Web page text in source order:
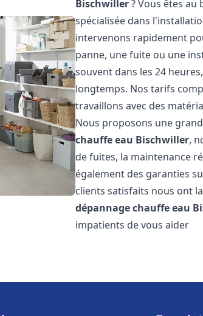
Bischwiller? Vous êtes
spécialisée dans
intervenons rapidement
panne, une fuite ou une
souvent dans les 24
longtemps. Nos tarifs
travaillons avec des
Nous proposons une
chauffe eau Bischwiller,
de fuites, la maintenance
également des garanties
clients satisfaits nous ont
dépannage chauffe eau
impatients de vous aider